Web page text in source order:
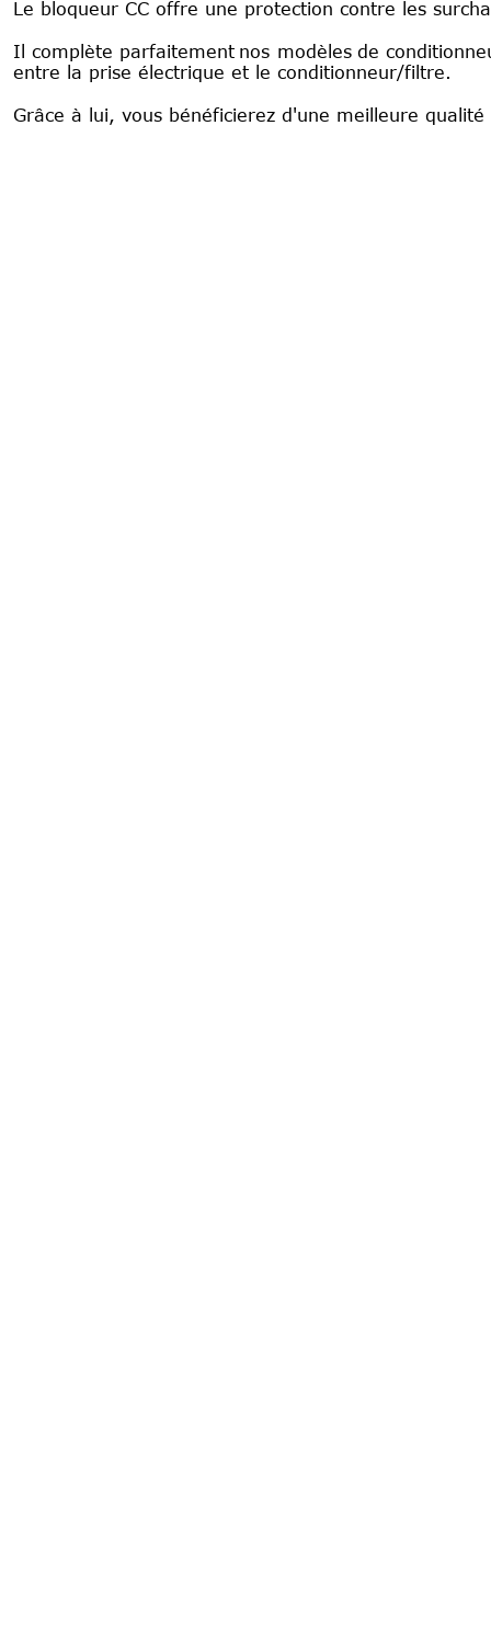
Le bloqueur CC offre une protection contre les
Il complète parfaitement nos modèles de
entre la prise électrique et le conditionneur/filtre.
Grâce à lui, vous bénéficierez d'une meilleure